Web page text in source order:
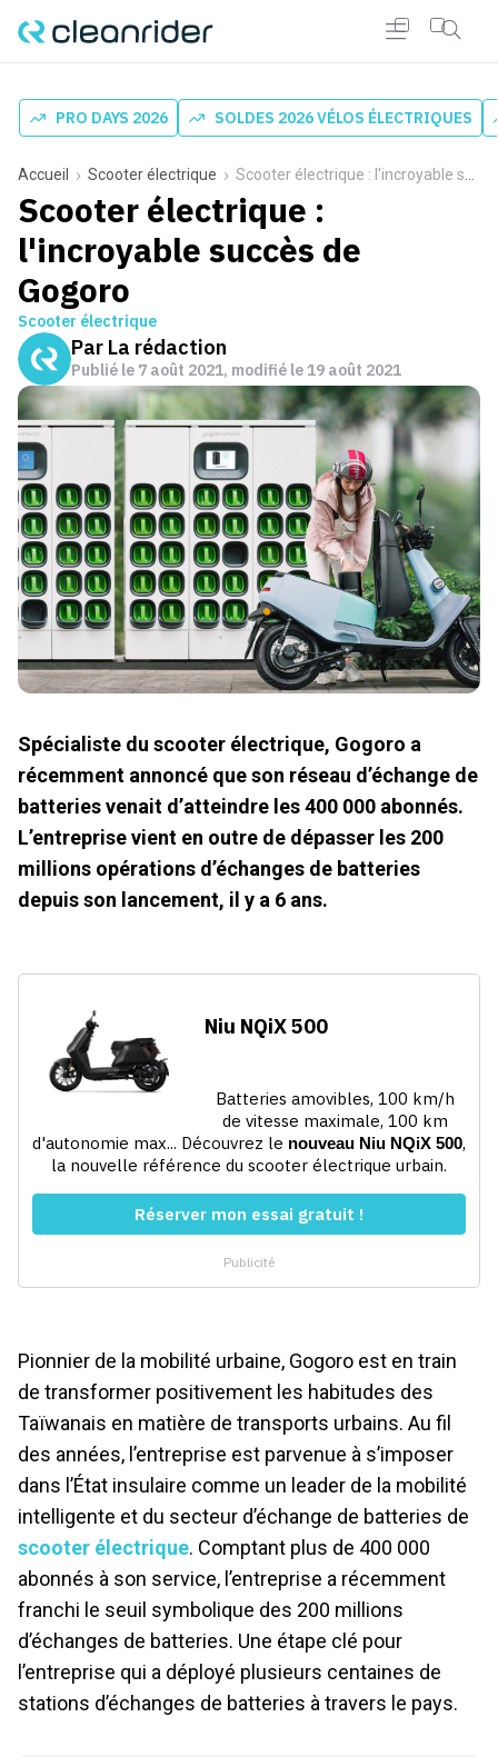
PRO DAYS 2026 SOLDES 2026 VÉLOS ÉLECTRIQUES
Accueil Scooter électrique Scooter électrique : l'incroyable succès de Gogoro
Scooter électrique :
l'incroyable succès de
Gogoro
Scooter électrique
Par La rédaction
Publié le 7 août 2021, modifié le 19 août 2021
Spécialiste du scooter électrique, Gogoro a
récemment annoncé que son réseau d’échange de
batteries venait d’atteindre les 400 000 abonnés.
L’entreprise vient en outre de dépasser les 200
millions opérations d’échanges de batteries
depuis son lancement, il y a 6 ans.
Pionnier de la mobilité urbaine, Gogoro est en train
de transformer positivement les habitudes des
Taïwanais en matière de transports urbains. Au fil
des années, l’entreprise est parvenue à s’imposer
dans l’État insulaire comme un leader de la mobilité
intelligente et du secteur d’échange de batteries de
scooter électrique. Comptant plus de 400 000
abonnés à son service, l’entreprise a récemment
franchi le seuil symbolique des 200 millions
d’échanges de batteries. Une étape clé pour
l’entreprise qui a déployé plusieurs centaines de
stations d’échanges de batteries à travers le pays.